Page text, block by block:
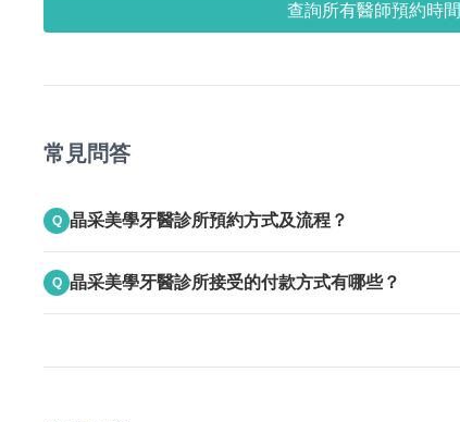
查詢所有醫師預約時間
常見問答
Q 晶采美學牙醫診所預約方式及流程？
Q 晶采美學牙醫診所接受的付款方式有哪些？